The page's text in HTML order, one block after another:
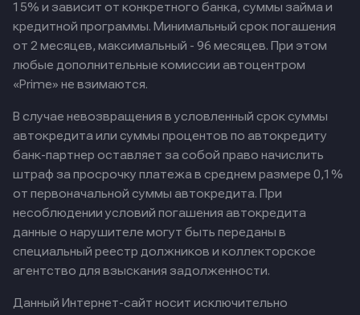
15% и зависит от конкретного банка, суммы займа и
кредитной программы. Минимальный срок погашения
от 2 месяцев, максимальный - 96 месяцев. При этом
любые дополнительные комиссии автоцентром
«Prime» не взимаются.
В случае невозвращения в условленный срок суммы
автокредита или суммы процентов по автокредиту
банк-партнер оставляет за собой право начислить
штраф за просрочку платежа в среднем размере 0,1%
от первоначальной суммы автокредита. При
несоблюдении условий погашения автокредита
данные о нарушителе могут быть переданы в
специальный реестр должников и коллекторское
агентство для взыскания задолженности.
Данный Интернет-сайт носит исключительно